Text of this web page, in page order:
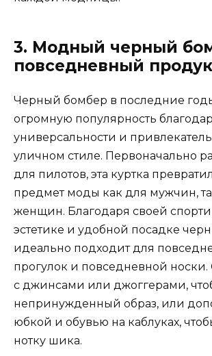
3. Модный черный
повседневный
Черный бомбер в последние
огромную популярность
универсальности и
уличном стиле. Первоначально
для пилотов, эта куртка
предмет моды как для мужчин,
женщин. Благодаря своей
эстетике и удобной посадке
идеально подходит для
прогулок и повседневной носки.
с джинсами или джоггерами,
непринужденный образ, или
юбкой и обувью на каблуках,
нотку шика.